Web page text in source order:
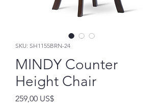
SKU: SH1155BRN-24
MINDY Counter
Height Chair
259,00 US$Precio